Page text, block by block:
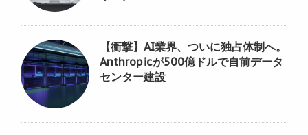
【衝撃】AI業界、ついに独占体制へ。
Anthropicが500億ドルで自前データ
センター建設